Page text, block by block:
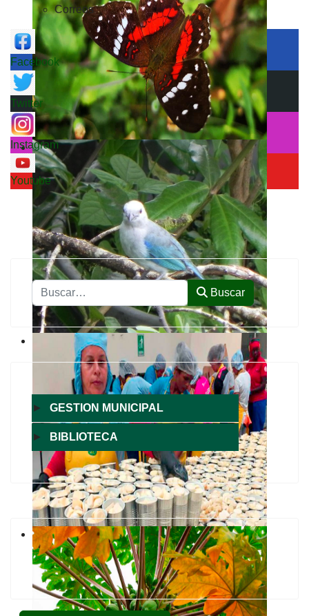
Correos
Facebook
Twitter
Instagram
Youtube
Buscar Buscar
► GESTION MUNICIPAL
► BIBLIOTECA